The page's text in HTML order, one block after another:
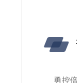
勇控